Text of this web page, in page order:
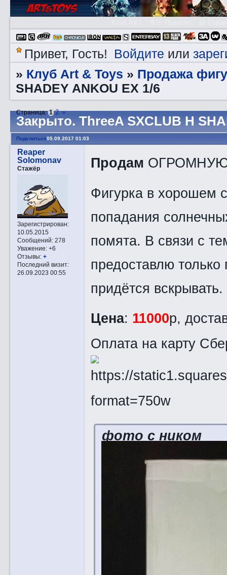
Привет, Гость! Войдите или
» Клуб Art & Toys » Продажа
SHADEY ANKOU EX 1/6
Закрытo. ThreeA SXCLUB H
Страница:1 2 »
Поделиться05.09.2017 01:03
Reaper
Solomonav
Стажёр
Зарегистрирован:
10.05.2015
Сообщений:278
Уважение: +6
Отзывы: +
Последний визит:
26.09.2023 00:55
Продам ОГРОМНУЮ
Фигурка в хорошем
попадания
помята. В связи с
предоставлю только
придётся вскрывать.
Цена: 11000р,
Оплата на карту
фото с ником